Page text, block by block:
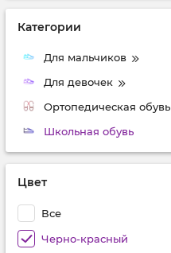
Категории
Для мальчиков
Для девочек
Ортопедическая обувь
Школьная обувь
Цвет
Все
Черно-красный